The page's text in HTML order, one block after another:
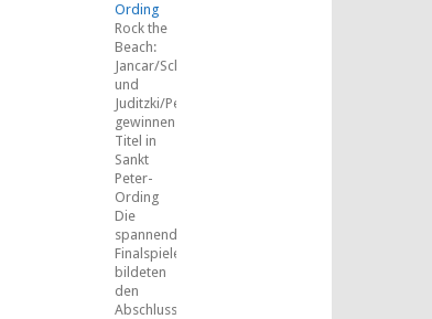
Ording
Rock the
Beach:
Jancar/Schäkel
und
Juditzki/Peemüller
gewinnen
Titel in
Sankt
Peter-
Ording
Die
spannenden
Finalspiele
bildeten
den
Abschluss